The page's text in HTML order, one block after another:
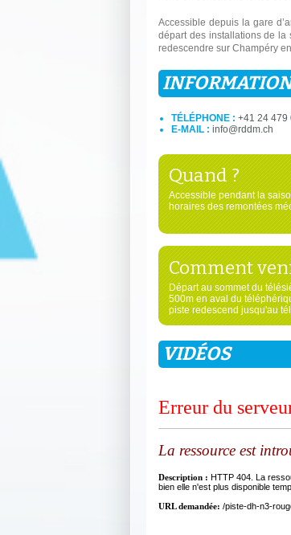
Accessible depuis la gare
départ des installations de la
redescendre sur Champéry
TÉLÉPHONE : +41 24 479
E-MAIL : info@rddm.ch
Quand ?
Accessible pendant la
horaires des remontées
Comment
Départ au sommet du
500m en aval du
piste redescend jusqu'au
VIDÉOS